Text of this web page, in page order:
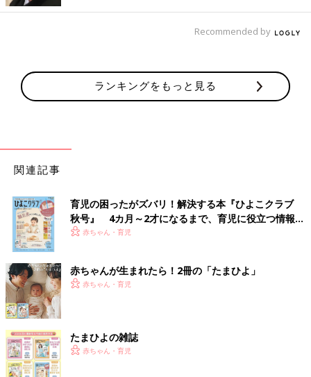
Recommended by
ランキングをもっと見る
関連記事
育児の困ったがズバリ！解決する本『ひよこクラブ
秋号』 4カ月～2才になるまで、育児に役立つ情報が
いっぱい！
赤ちゃん・育児
赤ちゃんが生まれたら！2冊の「たまひよ」
赤ちゃん・育児
たまひよの雑誌
赤ちゃん・育児